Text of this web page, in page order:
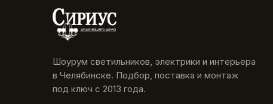
Шоурум светильников, электрики и интерьера
в Челябинске. Подбор, поставка и монтаж
под ключ с 2013 года.